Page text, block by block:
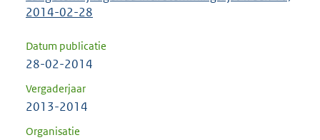
2014-02-28
Datum publicatie
28-02-2014
Vergaderjaar
2013-2014
Organisatie